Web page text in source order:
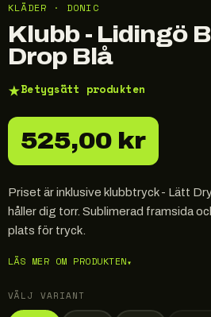
KLÄDER · DONIC
Klubb - Lidingö
Drop Blå
★Betygsätt produkten
525,00 kr
Priset är inklusive klubbtryck - Lätt
håller dig torr. Sublimerad framsida
plats för tryck.
LÄS MER OM PRODUKTEN▾
VÄLJ VARIANT